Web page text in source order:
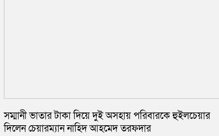
সম্মানী ভাতার টাকা দিয়ে দুই অসহায় পরিবারকে হুইলচেয়ার
দিলেন চেয়ারম্যান নাহিদ আহমেদ তরফদার